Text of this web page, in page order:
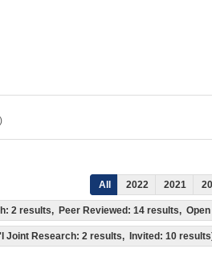
All 2022 2021
2 results, Peer Reviewed: 14 results,
Joint Research: 2 results, Invited: 10